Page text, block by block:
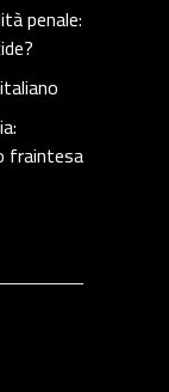
penale:
fraintesa